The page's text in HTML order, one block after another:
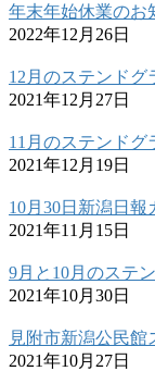
年末年始休業のお
2022年12月26日
12月のステンドグ
2021年12月27日
11月のステンドグ
2021年12月19日
10月30日新潟日
2021年11月15日
9月と10月のステ
2021年10月30日
見附市新潟公民館
2021年10月27日